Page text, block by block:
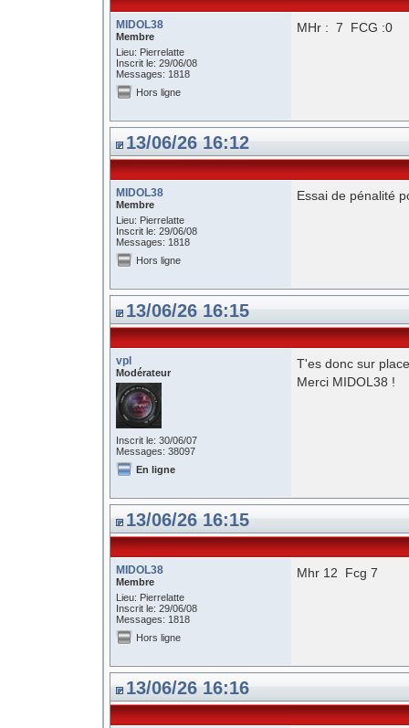
MIDOL38
Membre
Lieu: Pierrelatte
Inscrit le: 29/06/08
Messages: 1818
MHr : 7 FCG :0
Hors ligne
13/06/26 16:12
MIDOL38
Membre
Lieu: Pierrelatte
Inscrit le: 29/06/08
Messages: 1818
Essai de pénalité
Hors ligne
13/06/26 16:15
vpl
Modérateur
Inscrit le: 30/06/07
Messages: 38097
T'es donc sur
Merci MIDOL38 !
En ligne
13/06/26 16:15
MIDOL38
Membre
Lieu: Pierrelatte
Inscrit le: 29/06/08
Messages: 1818
Mhr 12 Fcg 7
Hors ligne
13/06/26 16:16